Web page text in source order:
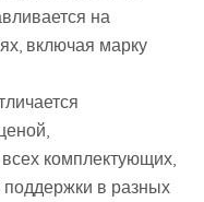
на
включая марку
комплектующих,
поддержки в разных